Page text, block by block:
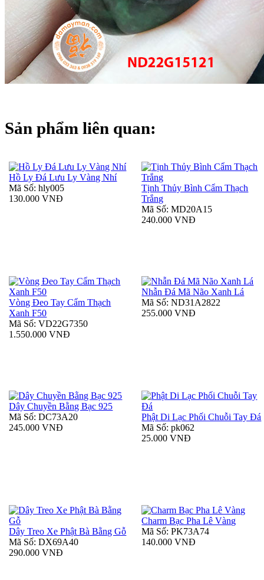
Sản phẩm liên quan:
Hồ Ly Đá Lưu Ly Vàng Nhí
Mã Số: hly005
130.000 VNĐ
Tịnh Thủy Bình Cẩm Thạch
Trắng
Mã Số: MD20A15
240.000 VNĐ
Vòng Đeo Tay Cẩm Thạch
Xanh F50
Mã Số: VD22G7350
1.550.000 VNĐ
Nhẫn Đá Mã Não Xanh Lá
Mã Số: ND31A2822
255.000 VNĐ
Dây Chuyền Bằng Bạc 925
Mã Số: DC73A20
245.000 VNĐ
Phật Di Lạc Phối Chuỗi Tay Đá
Mã Số: pk062
25.000 VNĐ
Dây Treo Xe Phật Bà Bằng Gỗ
Mã Số: DX69A40
290.000 VNĐ
Charm Bạc Pha Lê Vàng
Mã Số: PK73A74
140.000 VNĐ